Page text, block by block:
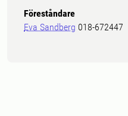
Föreståndare
Eva Sandberg 018-672447